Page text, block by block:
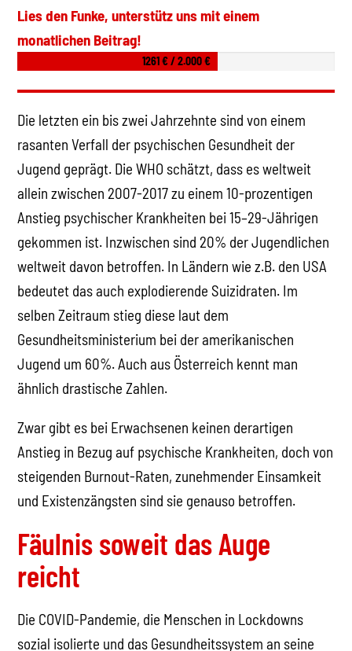
Lies den Funke, unterstütz uns mit einem
monatlichen Beitrag!
1261 € / 2.000 €
Die letzten ein bis zwei Jahrzehnte sind von einem
rasanten Verfall der psychischen Gesundheit der
Jugend geprägt. Die WHO schätzt, dass es weltweit
allein zwischen 2007-2017 zu einem 10-prozentigen
Anstieg psychischer Krankheiten bei 15–29-Jährigen
gekommen ist. Inzwischen sind 20% der Jugendlichen
weltweit davon betroffen. In Ländern wie z.B. den USA
bedeutet das auch explodierende Suizidraten. Im
selben Zeitraum stieg diese laut dem
Gesundheitsministerium bei der amerikanischen
Jugend um 60%. Auch aus Österreich kennt man
ähnlich drastische Zahlen.
Zwar gibt es bei Erwachsenen keinen derartigen
Anstieg in Bezug auf psychische Krankheiten, doch von
steigenden Burnout-Raten, zunehmender Einsamkeit
und Existenzängsten sind sie genauso betroffen.
Fäulnis soweit das Auge
reicht
Die COVID-Pandemie, die Menschen in Lockdowns
sozial isolierte und das Gesundheitssystem an seine